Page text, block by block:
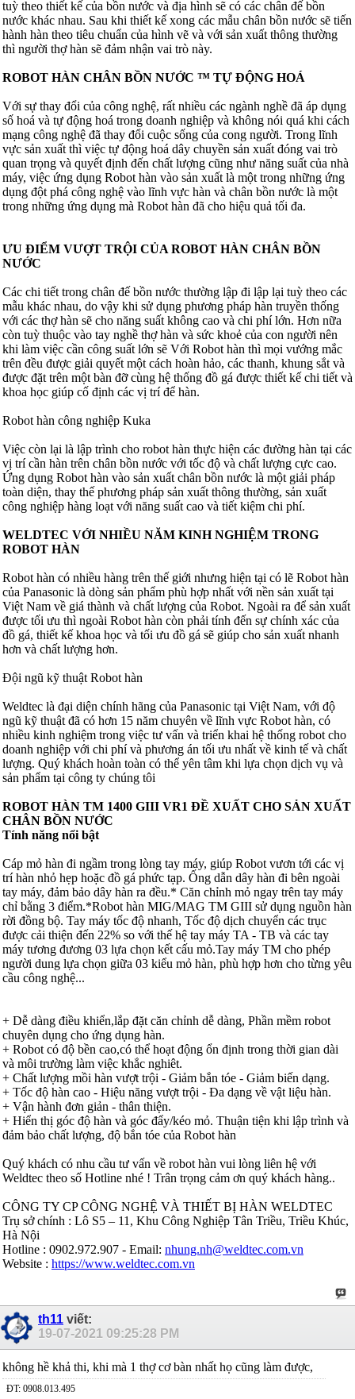
tuỳ theo thiết kế của bồn nước và địa hình sẽ có các chân đế bồn
nước khác nhau. Sau khi thiết kế xong các mẫu chân bồn nước sẽ tiến
hành hàn theo tiêu chuẩn của hình vẽ và với sản xuất thông thường
thì người thợ hàn sẽ đảm nhận vai trò này.
ROBOT HÀN CHÂN BỒN NƯỚC ™ TỰ ĐỘNG HOÁ
Với sự thay đổi của công nghệ, rất nhiều các ngành nghề đã áp dụng
số hoá và tự động hoá trong doanh nghiệp và không nói quá khi cách
mạng công nghệ đã thay đổi cuộc sống của cong người. Trong lĩnh
vực sản xuất thì việc tự động hoá dây chuyền sản xuất đóng vai trò
quan trọng và quyết định đến chất lượng cũng như năng suất của nhà
máy, việc ứng dụng Robot hàn vào sản xuất là một trong những ứng
dụng đột phá công nghệ vào lĩnh vực hàn và chân bồn nước là một
trong những ứng dụng mà Robot hàn đã cho hiệu quả tối đa.
ƯU ĐIỂM VƯỢT TRỘI CỦA ROBOT HÀN CHÂN BỒN
NƯỚC
Các chi tiết trong chân đế bồn nước thường lập đi lập lại tuỳ theo các
mẫu khác nhau, do vậy khi sử dụng phương pháp hàn truyền thống
với các thợ hàn sẽ cho năng suất không cao và chi phí lớn. Hơn nữa
còn tuỳ thuộc vào tay nghề thợ hàn và sức khoẻ của con người nên
khi làm việc cần công suất lớn sẽ Với Robot hàn thì mọi vướng mắc
trên đều được giải quyết một cách hoàn hảo, các thanh, khung sắt và
được đặt trên một bàn đỡ cùng hệ thống đồ gá được thiết kế chi tiết và
khoa học giúp cố định các vị trí để hàn.
Robot hàn công nghiệp Kuka
Việc còn lại là lập trình cho robot hàn thực hiện các đường hàn tại các
vị trí cần hàn trên chân bồn nước với tốc độ và chất lượng cực cao.
Ứng dụng Robot hàn vào sản xuất chân bồn nước là một giải pháp
toàn diện, thay thế phương pháp sản xuất thông thường, sản xuất
công nghiệp hàng loạt với năng suất cao và tiết kiệm chi phí.
WELDTEC VỚI NHIỀU NĂM KINH NGHIỆM TRONG
ROBOT HÀN
Robot hàn có nhiều hàng trên thế giới nhưng hiện tại có lẽ Robot hàn
của Panasonic là dòng sản phẩm phù hợp nhất với nền sản xuất tại
Việt Nam về giá thành và chất lượng của Robot. Ngoài ra để sản xuất
được tối ưu thì ngoài Robot hàn còn phải tính đến sự chính xác của
đồ gá, thiết kế khoa học và tối ưu đồ gá sẽ giúp cho sản xuất nhanh
hơn và chất lượng hơn.
Đội ngũ kỹ thuật Robot hàn
Weldtec là đại diện chính hãng của Panasonic tại Việt Nam, với độ
ngũ kỹ thuật đã có hơn 15 năm chuyên về lĩnh vực Robot hàn, có
nhiều kinh nghiệm trong việc tư vấn và triển khai hệ thống robot cho
doanh nghiệp với chi phí và phương án tối ưu nhất về kinh tế và chất
lượng. Quý khách hoàn toàn có thể yên tâm khi lựa chọn dịch vụ và
sản phẩm tại công ty chúng tôi
ROBOT HÀN TM 1400 GIII VR1 ĐỀ XUẤT CHO SẢN XUẤT
CHÂN BỒN NƯỚC
Tính năng nổi bật
Cáp mỏ hàn đi ngầm trong lòng tay máy, giúp Robot vươn tới các vị
trí hàn nhỏ hẹp hoặc đồ gá phức tạp. Ống dẫn dây hàn đi bên ngoài
tay máy, đảm bảo dây hàn ra đều.* Căn chỉnh mỏ ngay trên tay máy
chỉ bằng 3 điểm.*Robot hàn MIG/MAG TM GIII sử dụng nguồn hàn
rời đồng bộ. Tay máy tốc độ nhanh, Tốc độ dịch chuyển các trục
được cải thiện đến 22% so với thế hệ tay máy TA - TB và các tay
máy tương đương 03 lựa chọn kết cấu mỏ.Tay máy TM cho phép
người dung lựa chọn giữa 03 kiểu mỏ hàn, phù hợp hơn cho từng yêu
cầu công nghệ...
+ Dễ dàng điều khiển,lắp đặt căn chỉnh dễ dàng, Phần mềm robot
chuyên dụng cho ứng dụng hàn.
+ Robot có độ bền cao,có thể hoạt động ổn định trong thời gian dài
và môi trường làm việc khắc nghiêt.
+ Chất lượng mồi hàn vượt trội - Giảm bắn tóe - Giảm biến dạng.
+ Tốc độ hàn cao - Hiệu năng vượt trội - Đa dạng về vật liệu hàn.
+ Vận hành đơn giản - thân thiện.
+ Hiển thị góc độ hàn và góc đẩy/kéo mỏ. Thuận tiện khi lập trình và
đảm bảo chất lượng, độ bắn tóe của Robot hàn
Quý khách có nhu cầu tư vấn về robot hàn vui lòng liên hệ với
Weldtec theo số Hotline nhé ! Trân trọng cảm ơn quý khách hàng..
CÔNG TY CP CÔNG NGHỆ VÀ THIẾT BỊ HÀN WELDTEC
Trụ sở chính : Lô S5 – 11, Khu Công Nghiệp Tân Triều, Triều Khúc,
Hà Nội
Hotline : 0902.972.907 - Email: nhung.nh@weldtec.com.vn
Website : https://www.weldtec.com.vn
th11 viết:
19-07-2021 09:25:28 PM
không hề khả thi, khi mà 1 thợ cơ bàn nhất họ cũng làm được,
ĐT: 0908.013.495